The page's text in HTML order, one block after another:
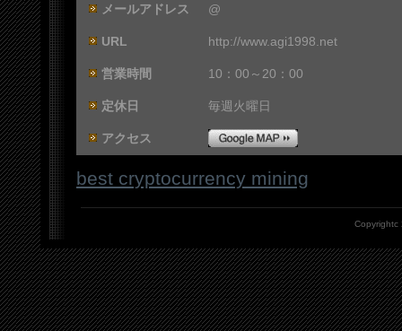
メールアドレス @
URL http://www.agi1998.net
営業時間 10：00～20：00
定休日 毎週火曜日
アクセス
best cryptocurrency mining
Copyrightc